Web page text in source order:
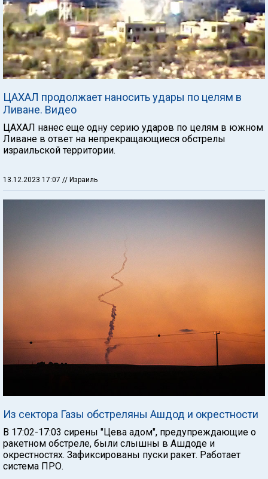
ЦАХАЛ продолжает наносить удары по целям в
Ливане. Видео
ЦАХАЛ нанес еще одну серию ударов по целям в южном
Ливане в ответ на непрекращающиеся обстрелы
израильской территории.
13.12.2023 17:07 // Израиль
Из сектора Газы обстреляны Ашдод и окрестности
В 17:02-17:03 сирены "Цева адом", предупреждающие о
ракетном обстреле, были слышны в Ашдоде и
окрестностях. Зафиксированы пуски ракет. Работает
система ПРО.